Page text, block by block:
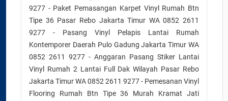
9277 - Paket Pemasangan Karpet Vinyl Rumah Btn
Tipe 36 Pasar Rebo Jakarta Timur WA 0852 2611
9277 - Pasang Vinyl Pelapis Lantai Rumah
Kontemporer Daerah Pulo Gadung Jakarta Timur WA
0852 2611 9277 - Anggaran Pasang Stiker Lantai
Vinyl Rumah 2 Lantai Full Dak Wilayah Pasar Rebo
Jakarta Timur WA 0852 2611 9277 - Pemesanan Vinyl
Flooring Rumah Btn Tipe 36 Murah Kramat Jati